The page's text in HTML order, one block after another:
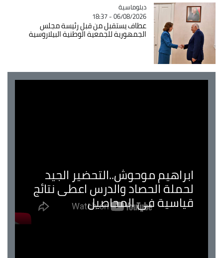
Catégorie
دبلوماسية
06/08/2026 - 18:37
عطاف يستقبل من قبل رئيسة مجلس
الجمهورية للجمعية الوطنية البيلاروسية
ابراهيم موحوش..التحضير الجيد
لحملة الحصاد والدرس اعطى نتائج
قياسية في المحاصيل